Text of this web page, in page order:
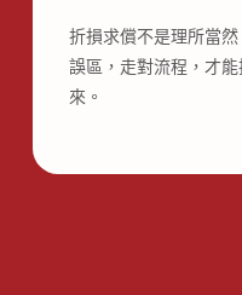
折損求償不是理所當
誤區，走對流程，才
來。